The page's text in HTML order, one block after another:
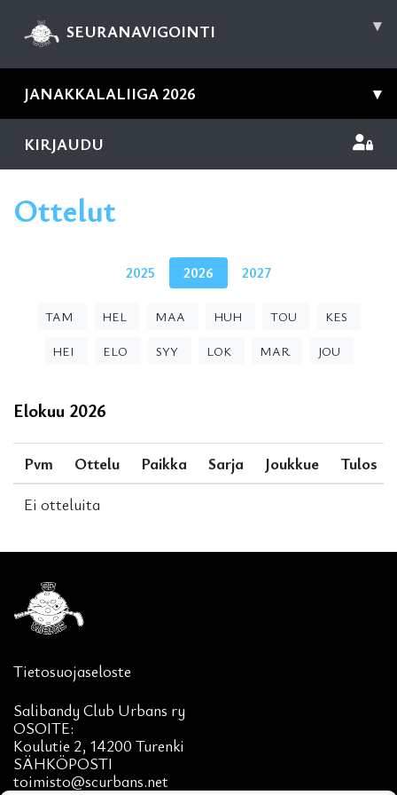
SEURANAVIGOINTI ▾
JANAKKALALIIGA 2026 ▾
KIRJAUDU
Ottelut
2025 2026 2027
TAM HEL MAA HUH TOU KES
HEI ELO SYY LOK MAR JOU
Elokuu 2026
Pvm Ottelu Paikka Sarja Joukkue
Tulos
Ei otteluita
Tietosuojaseloste
Salibandy Club Urbans ry
OSOITE:
Koulutie 2, 14200 Turenki
SÄHKÖPOSTI
toimisto@scurbans.net